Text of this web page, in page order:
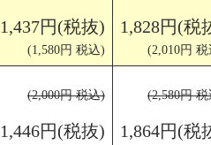
1,437円(税抜)
(1,580円 税込)
1,828円(税
(2,010円
(2,000円 税込)
1,446円(税抜)
(2,580円
1,864円(税